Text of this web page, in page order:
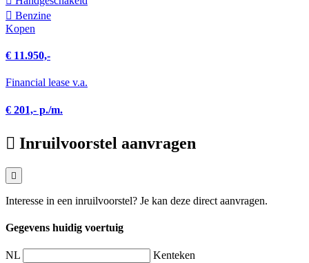
Benzine
Kopen
€ 11.950,-
Financial lease v.a.
€ 201,- p./m.
Inruilvoorstel aanvragen
Interesse in een inruilvoorstel? Je kan deze direct aanvragen.
Gegevens huidig voertuig
NL
Kenteken